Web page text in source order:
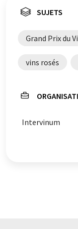
propose ces
été traduit avec
qu'il contienne des
de grammaire.
SUJETS
Grand Prix du
vins rosés
Intervinum